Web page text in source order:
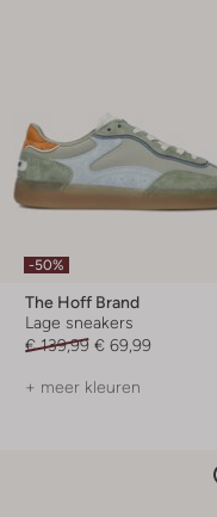
-50%
The Hoff Brand
Lage sneakers
€ 139,99 € 69,99
+ meer kleuren